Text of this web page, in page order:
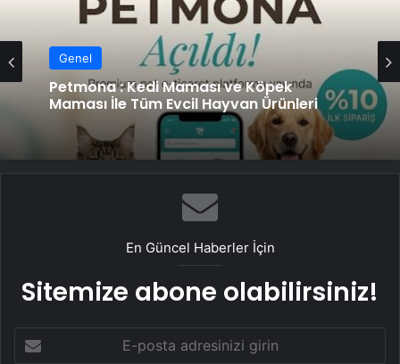
Genel
Petmona : Kedi Maması ve Köpek
Maması İle Tüm Evcil Hayvan Ürünleri
En Güncel Haberler İçin
Sitemize abone olabilirsiniz!
posta